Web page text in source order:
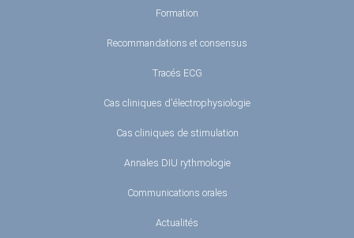
Formation
Recommandations et consensus
Tracés ECG
Cas cliniques d'électrophysiologie
Cas cliniques de stimulation
Annales DIU rythmologie
Communications orales
Actualités